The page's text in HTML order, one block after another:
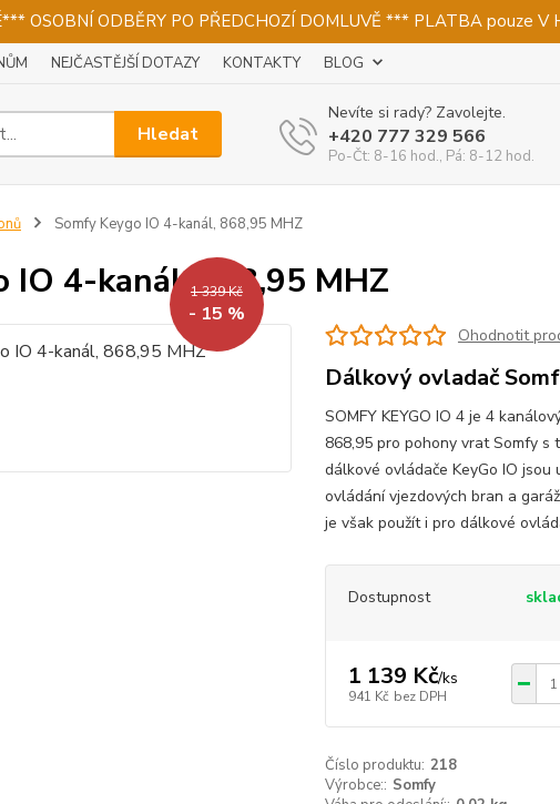
OSOBNÍ ODBĚRY PO PŘEDCHOZÍ DOMLUVĚ *** PLATBA pouze V
NEJČASTĚJŠÍ DOTAZY KONTAKTY BLOG
Hledat
Nevíte si rady? Zavolejte.
+420 777 329 566
Po-Čt: 8-16 hod., Pá: 8-12 hod.
Somfy Keygo IO 4-kanál, 868,95 MHZ
IO 4-kanál, 868,95 MHZ
1 339 Kč
- 15 %
Ohodnotit
Dálkový ovladač
SOMFY KEYGO IO 4 je 4
868,95 pro pohony vrat Somfy s
dálkové ovládače KeyGo IO
ovládání vjezdových bran a
je však použít i pro dálkové
Dostupnost
1 139 Kč/ks
941 Kč bez DPH
Číslo produktu: 218
Výrobce:: Somfy